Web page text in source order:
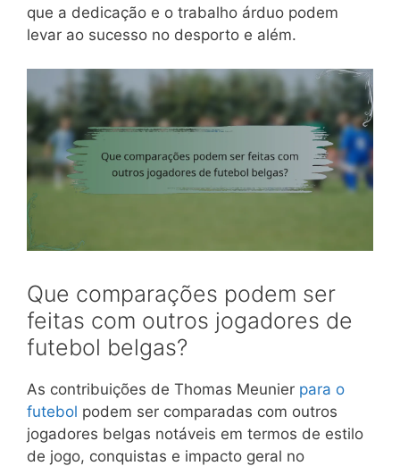
que a dedicação e o trabalho árduo podem
levar ao sucesso no desporto e além.
Que comparações podem ser
feitas com outros jogadores de
futebol belgas?
As contribuições de Thomas Meunier para o
futebol podem ser comparadas com outros
jogadores belgas notáveis em termos de estilo
de jogo, conquistas e impacto geral no